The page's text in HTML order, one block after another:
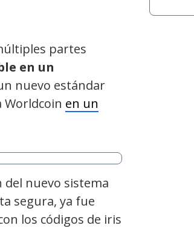
partes
en un
nuevo estándar
Worldcoin en un
del nuevo sistema
segura, ya fue
los códigos de iris